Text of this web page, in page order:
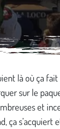
là où ça
sur le
et
ça s’acquiert